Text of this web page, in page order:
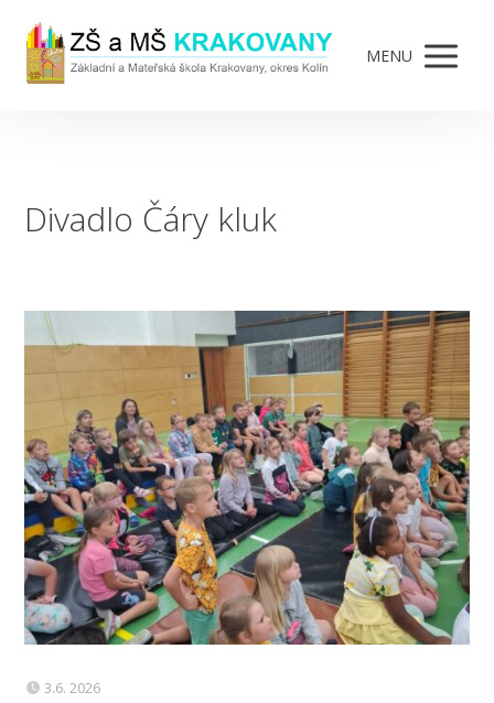
MENU
Divadlo Čáry kluk
3.6. 2026